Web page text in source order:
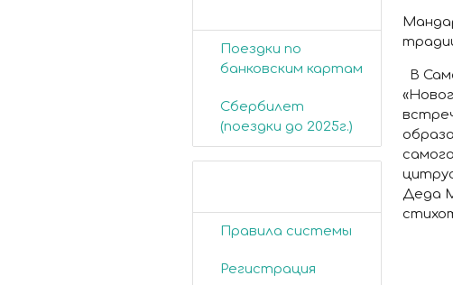
Поездки по
банковским картам
Сбербилет
(поездки до 2025г.)
Правила системы
Регистрация
В
Деда